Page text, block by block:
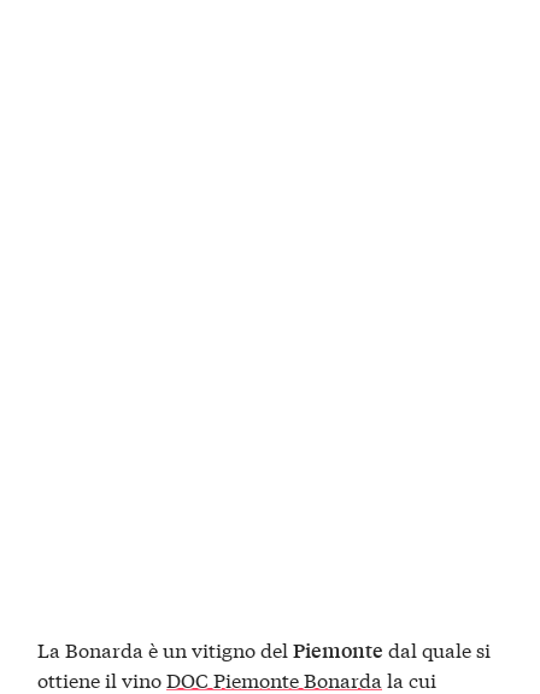
La Bonarda è un vitigno delPiemonte dal quale si
ottiene il vinoDOC Piemonte Bonarda la cui